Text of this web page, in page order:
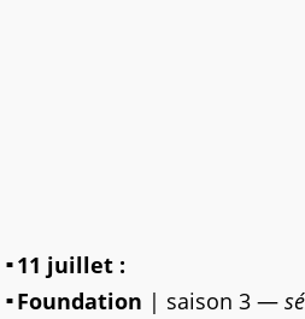
11 juillet :
Foundation | saison 3 —